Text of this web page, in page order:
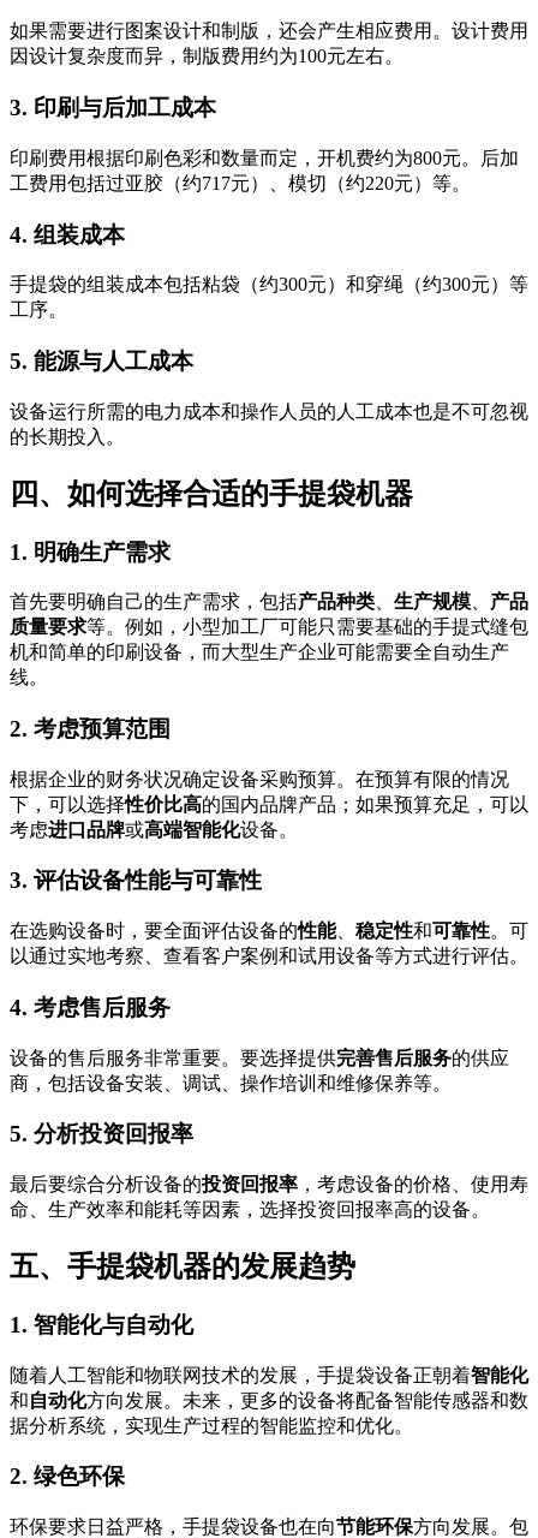
如果需要进行图案设计和制版，还会产生相应费用。设计费用
因设计复杂度而异，制版费用约为100元左右。
3. 印刷与后加工成本
印刷费用根据印刷色彩和数量而定，开机费约为800元。后加
工费用包括过亚胶（约717元）、模切（约220元）等。
4. 组装成本
手提袋的组装成本包括粘袋（约300元）和穿绳（约300元）等
工序。
5. 能源与人工成本
设备运行所需的电力成本和操作人员的人工成本也是不可忽视
的长期投入。
四、如何选择合适的手提袋机器
1. 明确生产需求
首先要明确自己的生产需求，包括产品种类 生产规模
产品
质量要求等。例如，小型加工厂可能只需要基础的手提式缝包
机和简单的印刷设备，而大型生产企业可能需要全自动生产
线。
2. 考虑预算范围
根据企业的财务状况确定设备采购预算。在预算有限的情况
下，可以选择性价比高的国内品牌产品；如果预算充足，可以
考虑进口品牌或高端智能化设备。
3. 评估设备性能与可靠性
在选购设备时，要全面评估设备的性能、 稳定性和可靠性。可
以通过实地考察、查看客户案例和试用设备等方式进行评估。
4. 考虑售后服务
设备的售后服务非常重要。要选择提供完善售后服务的供应
商，包括设备安装、调试、操作培训和维修保养等。
5. 分析投资回报率
最后要综合分析设备的投资回报率 ，考虑设备的价格、使用寿
命、生产效率和能耗等因素，选择投资回报率高的设备。
五、手提袋机器的发展趋势
1. 智能化与自动化
随着人工智能和物联网技术的发展，手提袋设备正朝着智能化
和自动化方向发展。未来，更多的设备将配备智能传感器和数
据分析系统，实现生产过程的智能监控和优化。
2. 绿色环保
环保要求日益严格，手提袋设备也在向节能环保方向发展。包